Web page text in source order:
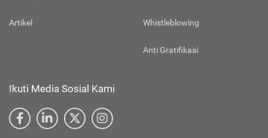
Artikel Whistleblowing
Anti Gratifikasi
Ikuti Media Sosial Kami